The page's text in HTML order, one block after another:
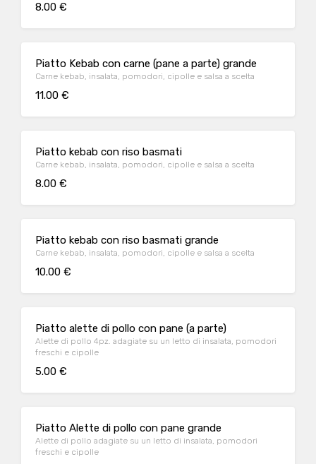
8.00 €
Piatto Kebab con carne (pane a parte) grande
Carne kebab, insalata, pomodori, cipolle e salsa a scelta
11.00 €
Piatto kebab con riso basmati
Carne kebab, insalata, pomodori, cipolle e salsa a scelta
8.00 €
Piatto kebab con riso basmati grande
Carne kebab, insalata, pomodori, cipolle e salsa a scelta
10.00 €
Piatto alette di pollo con pane (a parte)
Alette di pollo 4pz. adagiate su un letto di insalata, pomodori
freschi e cipolle
5.00 €
Piatto Alette di pollo con pane grande
Alette di pollo adagiate su un letto di insalata, pomodori
freschi e cipolle